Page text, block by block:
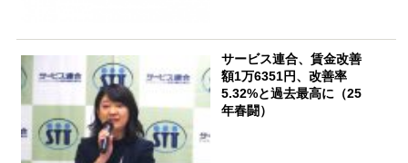
サービス連合、賃金改善
額1万6351円、改善率
5.32%と過去最高に（25
年春闘）